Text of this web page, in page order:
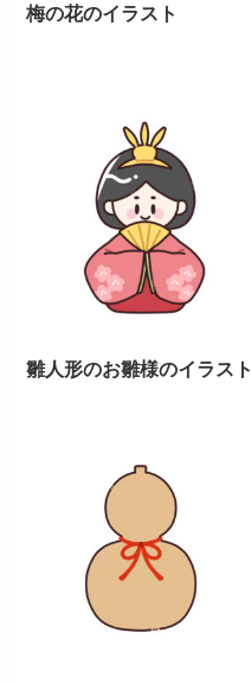
梅の花のイラスト
雛人形のお雛様のイラスト